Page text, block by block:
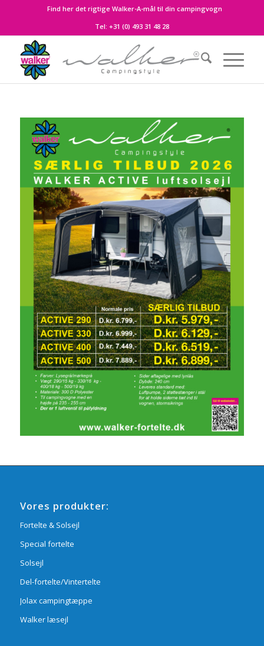
Find her det rigtige Walker-A-mål til din campingvogn
Tel: +31 (0) 493 31 48 28
Vores produkter:
Fortelte & Solsejl
Special fortelte
Solsejl
Del-fortelte/Vintertelte
Jolax campingtæppe
Walker læsejl